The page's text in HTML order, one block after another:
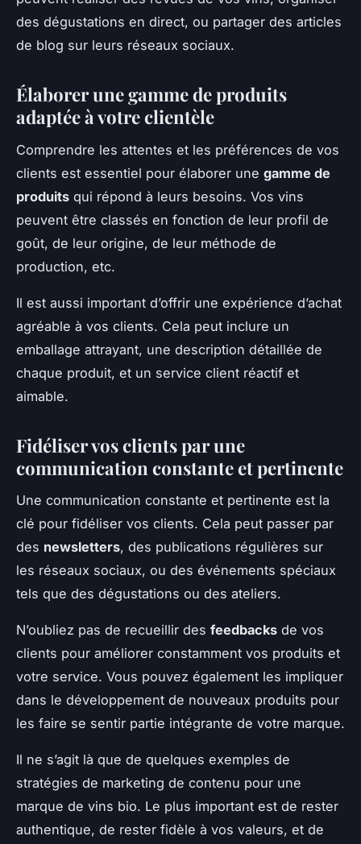
des dégustations en direct, ou partager des articles
de blog sur leurs réseaux sociaux.
Élaborer une gamme de produits
adaptée à votre clientèle
Comprendre les attentes et les préférences de vos
clients est essentiel pour élaborer une gamme de
produits qui répond à leurs besoins. Vos vins
peuvent être classés en fonction de leur profil de
goût, de leur origine, de leur méthode de
production, etc.
Il est aussi important d’offrir une expérience d’achat
agréable à vos clients. Cela peut inclure un
emballage attrayant, une description détaillée de
chaque produit, et un service client réactif et
aimable.
Fidéliser vos clients par une
communication constante et pertinente
Une communication constante et pertinente est la
clé pour fidéliser vos clients. Cela peut passer par
des newsletters, des publications régulières sur
les réseaux sociaux, ou des événements spéciaux
tels que des dégustations ou des ateliers.
N’oubliez pas de recueillir des feedbacks de vos
clients pour améliorer constamment vos produits et
votre service. Vous pouvez également les impliquer
dans le développement de nouveaux produits pour
les faire se sentir partie intégrante de votre marque.
Il ne s’agit là que de quelques exemples de
stratégies de marketing de contenu pour une
marque de vins bio. Le plus important est de rester
authentique, de rester fidèle à vos valeurs, et de